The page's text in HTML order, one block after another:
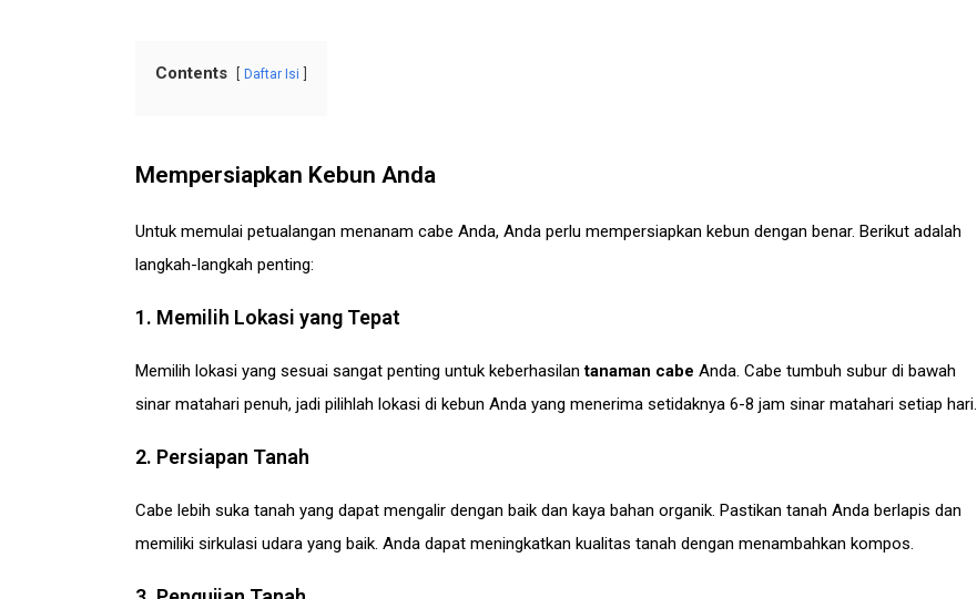
Contents Daftar Isi
Mempersiapkan Kebun Anda
Untuk memulai petualangan menanam cabe Anda, Anda perlu mempersiapkan kebun dengan benar. Berikut adalah
langkah-langkah penting:
1. Memilih Lokasi yang Tepat
Memilih lokasi yang sesuai sangat penting untuk keberhasilantanaman cabe Anda. Cabe tumbuh subur di bawah
sinar matahari penuh, jadi pilihlah lokasi di kebun Anda yang menerima setidaknya 6-8 jam sinar matahari setiap hari.
2. Persiapan Tanah
Cabe lebih suka tanah yang dapat mengalir dengan baik dan kaya bahan organik. Pastikan tanah Anda berlapis dan
memiliki sirkulasi udara yang baik. Anda dapat meningkatkan kualitas tanah dengan menambahkan kompos.